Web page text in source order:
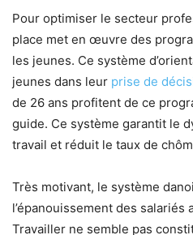
Pour optimiser le secteur
place met en œuvre des
les jeunes. Ce système
jeunes dans leur prise de
de 26 ans profitent de ce
guide. Ce système garantit le
travail et réduit le taux de
Très motivant, le système
l’épanouissement des salariés
Travailler ne semble pas